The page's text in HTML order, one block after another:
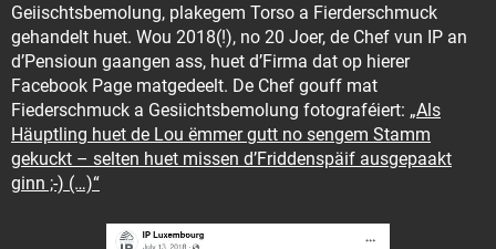
Geiischtsbemolung, plakegem Torso a Fierderschmuck
gehandelt huet. Wou 2018(!), no 20 Joer, de Chef vun IP an
d’Pensioun gaangen ass, huet d’Firma dat op hierer
Facebook Page matgedeelt. De Chef gouff mat
Fiederschmuck a Gesiichtsbemolung fotograféiert: „Als
Häuptling huet de Lou ëmmer gutt no sengem Stamm
gekuckt – selten huet missen d’Friddenspäif ausgepaakt
ginn ;-) (…)“